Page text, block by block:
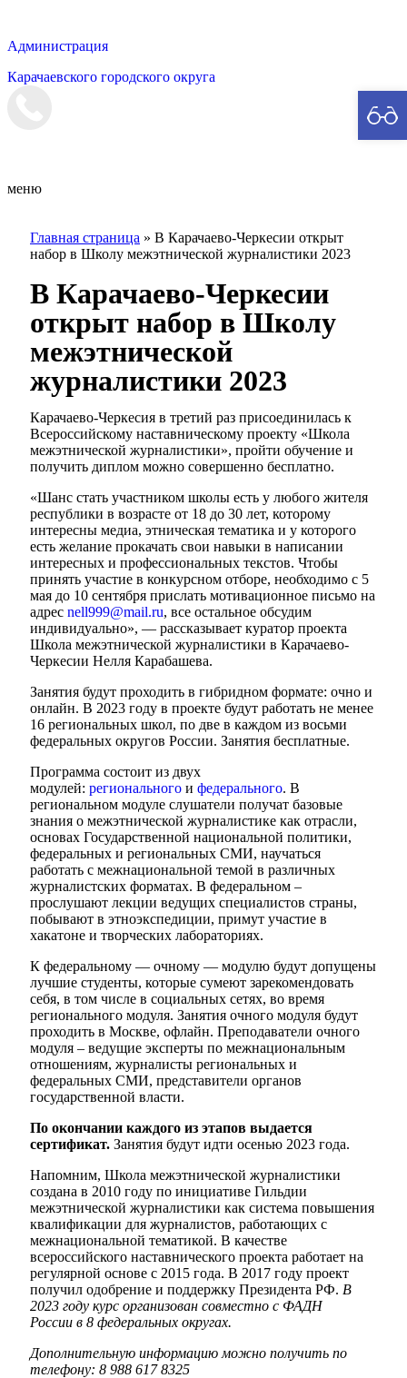
Администрация
Карачаевского городского округа
меню
Главная страница » В Карачаево-Черкесии открыт
набор в Школу межэтнической журналистики 2023
В Карачаево-Черкесии
открыт набор в Школу
межэтнической
журналистики 2023
Карачаево-Черкесия в третий раз присоединилась к
Всероссийскому наставническому проекту «Школа
межэтнической журналистики», пройти обучение и
получить диплом можно совершенно бесплатно.
«Шанс стать участником школы есть у любого жителя
республики в возрасте от 18 до 30 лет, которому
интересны медиа, этническая тематика и у которого
есть желание прокачать свои навыки в написании
интересных и профессиональных текстов. Чтобы
принять участие в конкурсном отборе, необходимо с 5
мая до 10 сентября прислать мотивационное письмо на
адрес nell999@mail.ru, все остальное обсудим
индивидуально», — рассказывает куратор проекта
Школа межэтнической журналистики в Карачаево-
Черкесии Нелля Карабашева.
Занятия будут проходить в гибридном формате: очно и
онлайн. В 2023 году в проекте будут работать не менее
16 региональных школ, по две в каждом из восьми
федеральных округов России. Занятия бесплатные.
Программа состоит из двух
модулей: регионального и федерального. В
региональном модуле слушатели получат базовые
знания о межэтнической журналистике как отрасли,
основах Государственной национальной политики,
федеральных и региональных СМИ, научаться
работать с межнациональной темой в различных
журналистских форматах. В федеральном –
прослушают лекции ведущих специалистов страны,
побывают в этноэкспедиции, примут участие в
хакатоне и творческих лабораториях.
К федеральному — очному — модулю будут допущены
лучшие студенты, которые сумеют зарекомендовать
себя, в том числе в социальных сетях, во время
регионального модуля. Занятия очного модуля будут
проходить в Москве, офлайн. Преподаватели очного
модуля – ведущие эксперты по межнациональным
отношениям, журналисты региональных и
федеральных СМИ, представители органов
государственной власти.
По окончании каждого из этапов выдается
сертификат. Занятия будут идти осенью 2023 года.
Напомним, Школа межэтнической журналистики
создана в 2010 году по инициативе Гильдии
межэтнической журналистики как система повышения
квалификации для журналистов, работающих с
межнациональной тематикой. В качестве
всероссийского наставнического проекта работает на
регулярной основе с 2015 года. В 2017 году проект
получил одобрение и поддержку Президента РФ. В
2023 году курс организован совместно с ФАДН
России в 8 федеральных округах.
Дополнительную информацию можно получить по
телефону: 8 988 617 8325